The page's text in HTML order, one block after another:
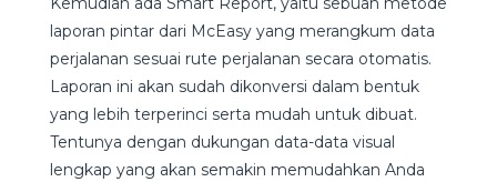
laporan pintar dari McEasy yang merangkum data
perjalanan sesuai rute perjalanan secara otomatis.
Laporan ini akan sudah dikonversi dalam bentuk
yang lebih terperinci serta mudah untuk dibuat.
Tentunya dengan dukungan data-data visual
lengkap yang akan semakin memudahkan Anda